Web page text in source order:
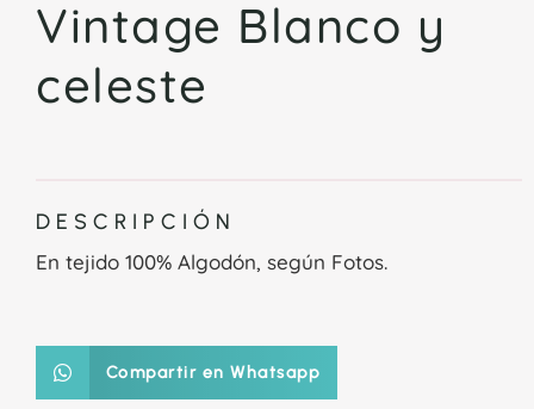
Vintage Blanco y
celeste
DESCRIPCIÓN
En tejido 100% Algodón, según Fotos.
Compartir en Whatsapp